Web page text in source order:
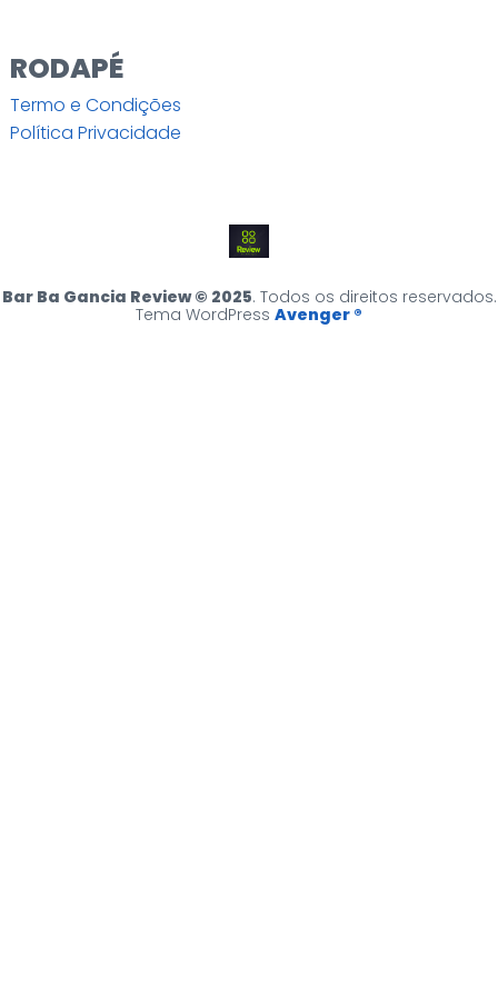
RODAPÉ
Termo e Condições
Política Privacidade
Bar Ba Gancia Review © 2025. Todos os direitos reservados.
Tema WordPress Avenger ®